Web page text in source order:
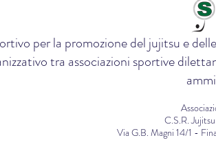
per la promozione del jujitsu e
tra associazioni sportive
C.S.R.
Via G.B. Magni 14/1 -